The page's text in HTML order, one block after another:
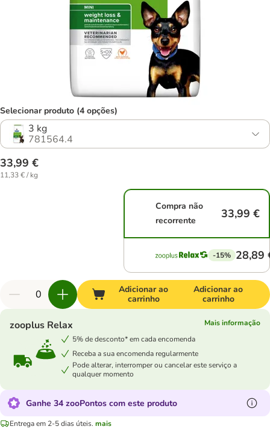
Selecionar produto (4 opções)
3 kg
781564.4
33,99 €
11,33 € / kg
Compra não
recorrente
33,99 €
-15% 28,89
Adicionar ao
carrinho
Adicionar ao
carrinho
zooplus Relax
Mais informação
5% de desconto* em cada encomenda
Receba a sua encomenda regularmente
Pode alterar, interromper ou cancelar este serviço a
qualquer momento
Ganhe 34 zooPontos com este produto
Entrega em 2-5 dias úteis. mais